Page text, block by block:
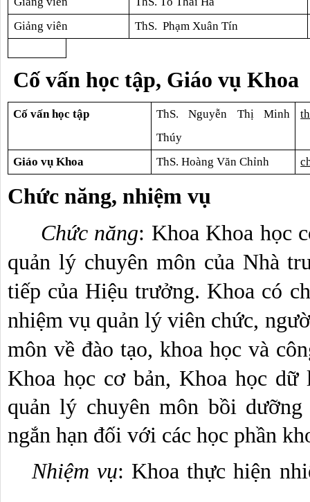
Giảng viên
ThS.  Phạm Xuân Tín
Cố vấn học tập, Giáo vụ Khoa
Cố vấn học tập
ThS. Nguyễn Thị Minh
Thúy
Giáo vụ Khoa ThS. Hoàng Văn Chỉnh
Chức năng, nhiệm vụ
Chức năng: Khoa Khoa học
quản lý chuyên môn của Nhà
tiếp của Hiệu trưởng. Khoa có
nhiệm vụ quản lý viên chức,
môn về đào tạo, khoa học và
Khoa học cơ bản, Khoa học
quản lý chuyên môn bồi
ngắn hạn đối với các học phần
Nhiệm vụ: Khoa thực hiện